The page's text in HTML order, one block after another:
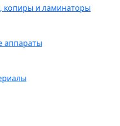
копиры и ламинаторы
аппараты